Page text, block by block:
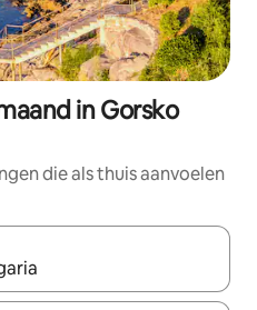
in Gorsko
die als thuis aanvoelen
zijn, maak je een keuze